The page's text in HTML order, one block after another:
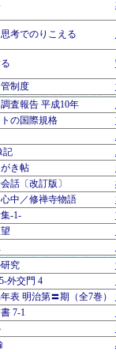
考でのりこえる
制度
査報告 平成10年
の国際規格
記
き帖
話〔改訂版〕
中／修禅寺物語
-1-
究
外交門 4
表 明治第〓期（全7巻）
7-1